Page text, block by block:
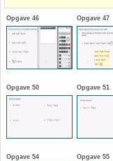
Opgave 46 Opgave 47
Opgave 50 Opgave 51
Opgave 54 Opgave 55
HAVO 4B -
en logaritmen
HAVO 4B - Hoofdstuk
HAVO 5B -
HAVO 5B - Hoofdstuk
12. Inhoud kegel
13. Inhoud piramide
15. Lijn door 2
16. Logaritmen